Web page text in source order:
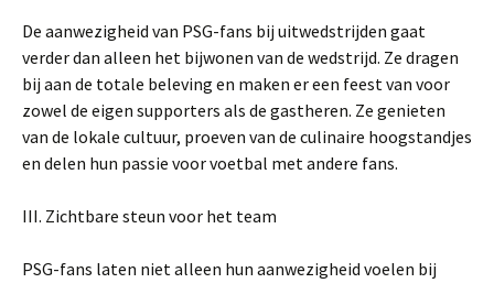
De aanwezigheid van PSG-fans bij uitwedstrijden gaat
verder dan alleen het bijwonen van de wedstrijd. Ze dragen
bij aan de totale beleving en maken er een feest van voor
zowel de eigen supporters als de gastheren. Ze genieten
van de lokale cultuur, proeven van de culinaire hoogstandjes
en delen hun passie voor voetbal met andere fans.
III. Zichtbare steun voor het team
PSG-fans laten niet alleen hun aanwezigheid voelen bij